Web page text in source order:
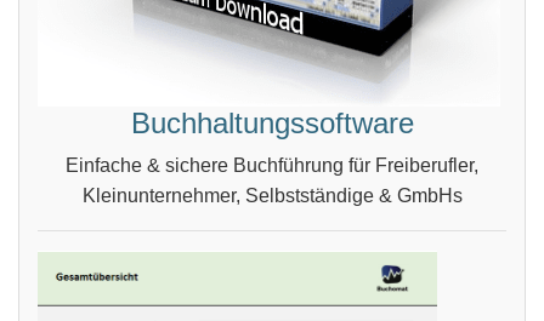
Buchhaltungssoftware
Einfache & sichere Buchführung für Freiberufler,
Kleinunternehmer, Selbstständige & GmbHs